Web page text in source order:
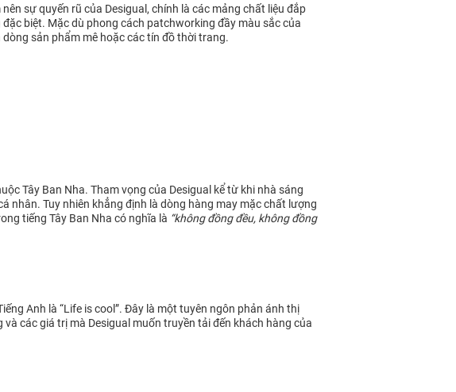
sự quyến rũ của Desigual, chính là các mảng chất liệu đắp
biệt. Mặc dù phong cách patchworking đầy màu sắc của
sản phẩm mê hoặc các tín đồ thời trang.
Tây Ban Nha. Tham vọng của Desigual kể từ khi nhà sáng
nhân. Tuy nhiên khẳng định là dòng hàng may mặc chất lượng
tiếng Tây Ban Nha có nghĩa là “không đồng đều, không đồng
Anh là “Life is cool”. Đây là một tuyên ngôn phản ánh thị
các giá trị mà Desigual muốn truyền tải đến khách hàng của